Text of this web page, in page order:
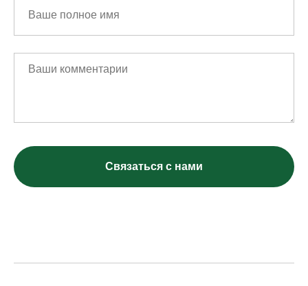
Связаться с нами